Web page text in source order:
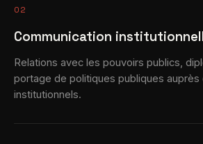
02
Communication
Relations avec les pouvoirs publics,
portage de politiques publiques
institutionnels.